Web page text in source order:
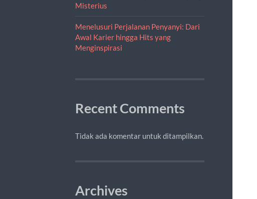
Misterius
Menelusuri Perjalanan Penyanyi: Dari
Awal Karier hingga Hits yang
Menginspirasi
Recent Comments
Tidak ada komentar untuk ditampilkan.
Archives